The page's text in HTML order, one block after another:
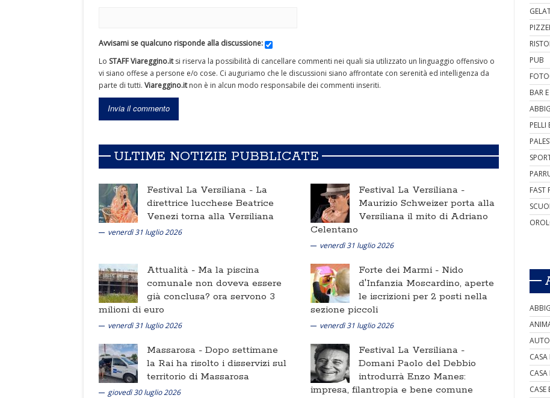
Avvisami se qualcuno risponde alla discussione:
Lo STAFF Viareggino.itsi riserva la possibilità di cancellare commenti nei quali sia utilizzato un linguaggio offensivo o
vi siano offese a persone e/o cose. Ci auguriamo che le discussioni siano affrontate con serenità ed intelligenza da
parte di tutti. Viareggino.itnon è in alcun modo responsabile dei commenti inseriti.
ULTIME NOTIZIE PUBBLICATE
Festival La Versiliana - La
direttrice lucchese Beatrice
Venezi torna alla Versiliana
venerdì 31 luglio 2026
Festival La Versiliana -
Maurizio Schweizer porta alla
Versiliana il mito di Adriano
Celentano
venerdì 31 luglio 2026
Attualità - Ma la piscina
comunale non doveva essere
già conclusa? ora servono 3
milioni di euro
venerdì 31 luglio 2026
Forte dei Marmi - Nido
d'Infanzia Moscardino, aperte
le iscrizioni per 2 posti nella
sezione piccoli
venerdì 31 luglio 2026
Massarosa - Dopo settimane
la Rai ha risolto i disservizi sul
territorio di Massarosa
giovedì 30 luglio 2026
Festival La Versiliana -
Domani Paolo del Debbio
introdurrà Enzo Manes:
impresa, filantropia e bene comune
PUB
BAR
PELLI
FAST
CASE